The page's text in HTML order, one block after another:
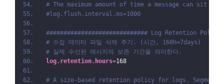
# The maximum amount of time a message can sit
#log.flush.interval.ms=1000
############################# Log Retention Policy
# 수집 데이터 파일 삭제 주기. (시간, 168h=7days)
# 실제 수신된 메시지의 보존 기간을 의미한다.
log.retention.hours=168
# A size-based retention policy for logs.